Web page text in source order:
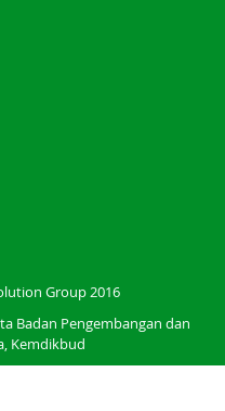
Group 2016
Badan Pengembangan dan
Kemdikbud